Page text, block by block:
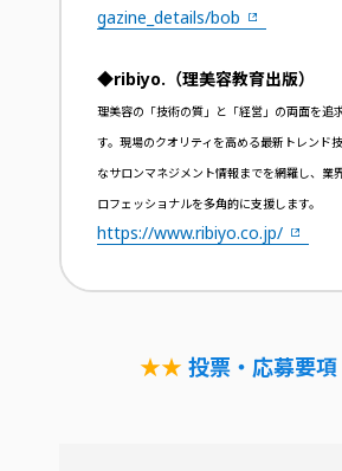
gazine_details/bob
◆ribiyo.（理美容教育出版）
理美容の「技術の質」と「経営」の両面を追
す。現場のクオリティを高める最新トレンド
なサロンマネジメント情報までを網羅し、業
ロフェッショナルを多角的に支援します。
https://www.ribiyo.co.jp/
★★ 投票・応募要項